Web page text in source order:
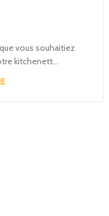
vous souhaitiez
kitchenett...